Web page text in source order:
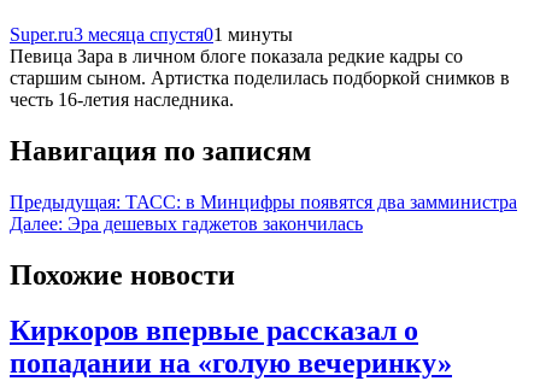
Super.ru3 месяца спустя01 минуты
Певица Зара в личном блоге показала редкие кадры со
старшим сыном. Артистка поделилась подборкой снимков в
честь 16‑летия наследника.
Навигация по записям
Предыдущая: ТАСС: в Минцифры появятся два замминистра
Далее: Эра дешевых гаджетов закончилась
Похожие новости
Киркоров впервые рассказал о
попадании на «голую вечеринку»